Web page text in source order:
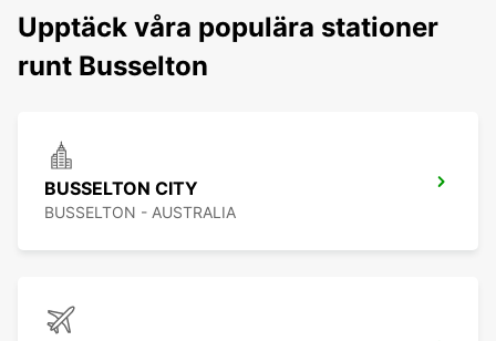
Upptäck våra populära stationer
runt Busselton
BUSSELTON CITY
BUSSELTON - AUSTRALIA